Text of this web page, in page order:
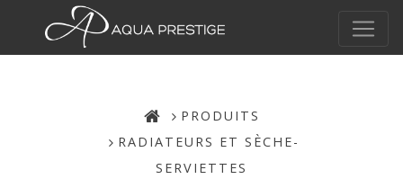
PRODUITS
RADIATEURS ET SÈCHE-
SERVIETTES